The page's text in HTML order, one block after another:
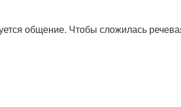
общение. Чтобы сложилась